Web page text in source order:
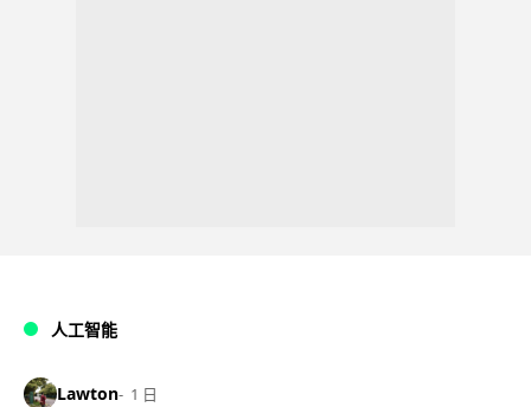
人工智能
Lawton 1 日